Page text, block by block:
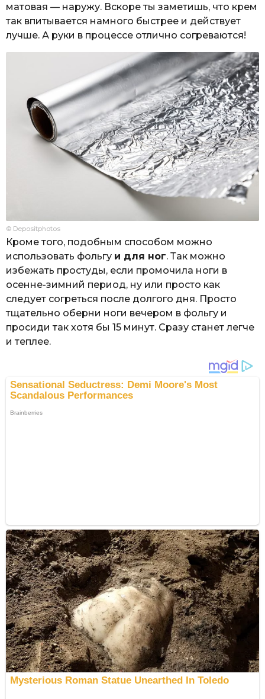
матовая — наружу. Вскоре ты заметишь, что крем
так впитывается намного быстрее и действует
лучше. А руки в процессе отлично согреваются!
© Depositphotos
Кроме того, подобным способом можно
использовать фольгу и для ног. Так можно
избежать простуды, если промочила ноги в
осенне-зимний период, ну или просто как
следует согреться после долгого дня. Просто
тщательно оберни ноги вечером в фольгу и
просиди так хотя бы 15 минут. Сразу станет легче
и теплее.